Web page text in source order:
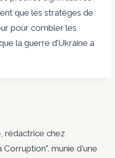
que les stratèges de
pour combler les
la guerre d’Ukraine a
rédactrice chez
Corruption", munie d'une